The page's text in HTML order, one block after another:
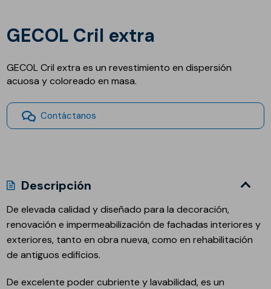
GECOL Cril extra
GECOL Cril extra es un revestimiento en dispersión
acuosa y coloreado en masa.
Contáctanos
Descripción
De elevada calidad y diseñado para la decoración,
renovación e impermeabilización de fachadas interiores y
exteriores, tanto en obra nueva, como en rehabilitación
de antiguos edificios.
De excelente poder cubriente y lavabilidad, es un